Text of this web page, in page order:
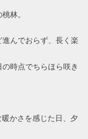
林。
んでおらず、長く楽
時点でちらほら咲き
かさを感じた日、夕